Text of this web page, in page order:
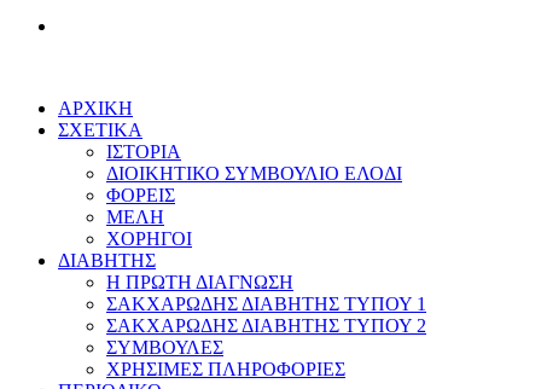
ΑΡΧΙΚΗ
ΣΧΕΤΙΚΑ
ΙΣΤΟΡΙΑ
ΔΙΟΙΚΗΤΙΚΟ ΣΥΜΒΟΥΛΙΟ ΕΛΟΔΙ
ΦΟΡΕΙΣ
ΜΕΛΗ
ΧΟΡΗΓΟΙ
ΔΙΑΒΗΤΗΣ
Η ΠΡΩΤΗ ΔΙΑΓΝΩΣΗ
ΣΑΚΧΑΡΩΔΗΣ ΔΙΑΒΗΤΗΣ ΤΥΠΟΥ 1
ΣΑΚΧΑΡΩΔΗΣ ΔΙΑΒΗΤΗΣ ΤΥΠΟΥ 2
ΣΥΜΒΟΥΛΕΣ
ΧΡΗΣΙΜΕΣ ΠΛΗΡΟΦΟΡΙΕΣ